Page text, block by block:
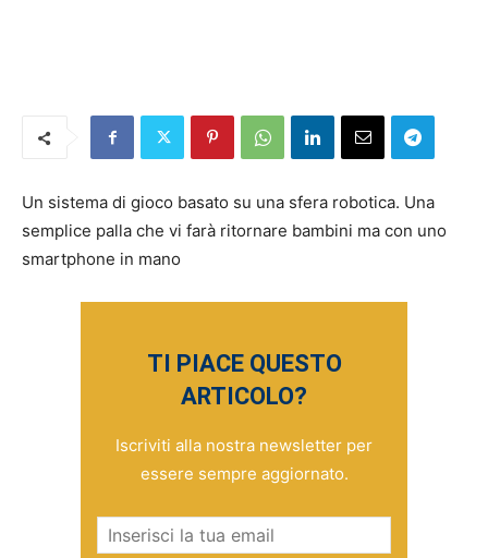
Un sistema di gioco basato su una sfera robotica. Una
semplice palla che vi farà ritornare bambini ma con uno
smartphone in mano
TI PIACE QUESTO
ARTICOLO?
Iscriviti alla nostra newsletter per
essere sempre aggiornato.